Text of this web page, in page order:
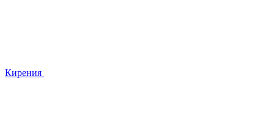
Кирения